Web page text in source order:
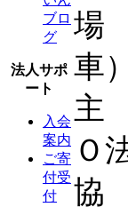
ブロ
グ
法人サポ
ート
入会
案内
ご寄
付受
付
場
車
主
Ｏ
協